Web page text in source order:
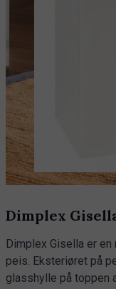
Dimplex
Dimplex Gisella er
peis. Eksteriøret på
glasshylle på toppen